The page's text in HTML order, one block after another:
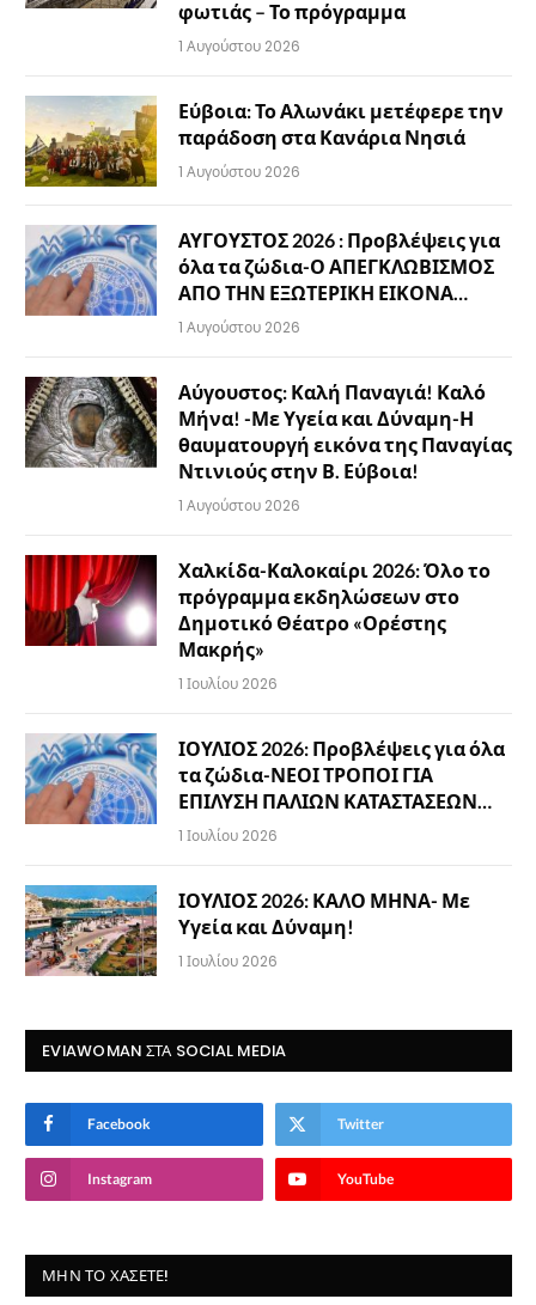
φωτιάς – Το πρόγραμμα
1 Αυγούστου 2026
Εύβοια: Το Αλωνάκι μετέφερε την
παράδοση στα Κανάρια Νησιά
1 Αυγούστου 2026
ΑΥΓΟΥΣΤΟΣ 2026 : Προβλέψεις για
όλα τα ζώδια-Ο ΑΠΕΓΚΛΩΒΙΣΜΟΣ
ΑΠΟ ΤΗΝ ΕΞΩΤΕΡΙΚΗ ΕΙΚΟΝΑ…
1 Αυγούστου 2026
Αύγουστος: Καλή Παναγιά! Καλό
Μήνα! -Με Υγεία και Δύναμη-Η
θαυματουργή εικόνα της Παναγίας
Ντινιούς στην Β. Εύβοια!
1 Αυγούστου 2026
Χαλκίδα-Καλοκαίρι 2026: Όλο το
πρόγραμμα εκδηλώσεων στο
Δημοτικό Θέατρο «Ορέστης
Μακρής»
1 Ιουλίου 2026
ΙΟΥΛΙΟΣ 2026: Προβλέψεις για όλα
τα ζώδια-ΝΕΟΙ ΤΡΟΠΟΙ ΓΙΑ
ΕΠΙΛΥΣΗ ΠΑΛΙΩΝ ΚΑΤΑΣΤΑΣΕΩΝ…
1 Ιουλίου 2026
ΙΟΥΛΙΟΣ 2026: ΚΑΛΟ ΜΗΝΑ- Με
Υγεία και Δύναμη!
1 Ιουλίου 2026
EVIAWOMAN ΣΤΑ SOCIAL MEDIA
Facebook Twitter
Instagram YouTube
ΜΗΝ ΤΟ ΧΆΣΕΤΕ!